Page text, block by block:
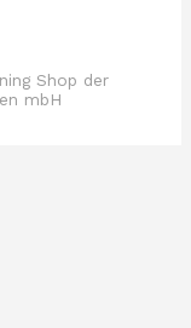
Shop der
mbH